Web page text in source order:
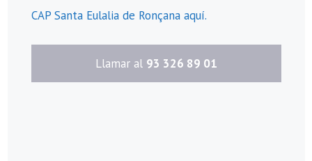
CAP Santa Eulalia de Ronçana aquí.
​Llamar al 93 326 89 01